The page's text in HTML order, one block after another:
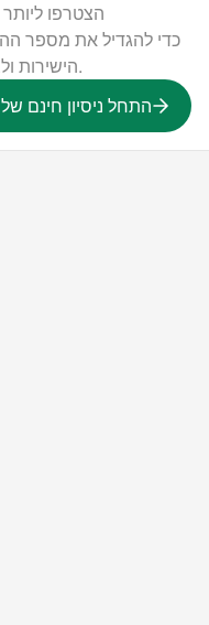
הישירות ולבנות קשרים חזקים יותר עם האורחים.
התחל ניסיון חינם של 14 ימים